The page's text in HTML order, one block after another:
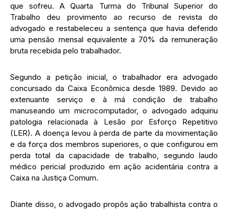
que sofreu. A Quarta Turma do Tribunal Superior do
Trabalho deu provimento ao recurso de revista do
advogado e restabeleceu a sentença que havia deferido
uma pensão mensal equivalente a 70% da remuneração
bruta recebida pelo trabalhador.
Segundo a petição inicial, o trabalhador era advogado
concursado da Caixa Econômica desde 1989. Devido ao
extenuante serviço e à má condição de trabalho
manuseando um microcomputador, o advogado adquiriu
patologia relacionada à Lesão por Esforço Repetitivo
(LER). A doença levou à perda de parte da movimentação
e da força dos membros superiores, o que configurou em
perda total da capacidade de trabalho, segundo laudo
médico pericial produzido em ação acidentária contra a
Caixa na Justiça Comum.
Diante disso, o advogado propôs ação trabalhista contra o